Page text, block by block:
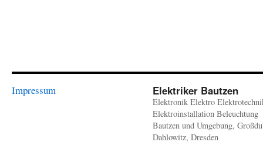
Impressum Elektriker Bautzen
Elektronik Elektro
Elektroinstallation Beleuchtung
Bautzen und Umgebung,
Dahlowitz, Dresden